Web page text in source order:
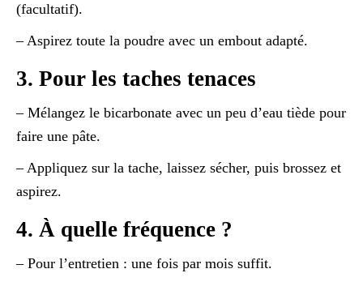
(facultatif).
– Aspirez toute la poudre avec un embout adapté.
3. Pour les taches tenaces
– Mélangez le bicarbonate avec un peu d’eau tiède pour
faire une pâte.
– Appliquez sur la tache, laissez sécher, puis brossez et
aspirez.
4. À quelle fréquence ?
– Pour l’entretien : une fois par mois suffit.